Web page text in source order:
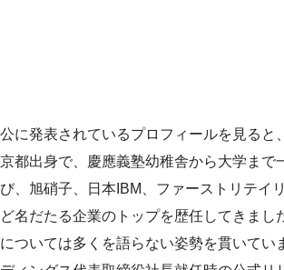
公に発表されているプロフィールを見ると
京都出身で、慶應義塾幼稚舎から大学まで
び、旭硝子、日本IBM、ファーストリテイ
ど名だたる企業のトップを歴任してきまし
については多くを語らない姿勢を貫いてい